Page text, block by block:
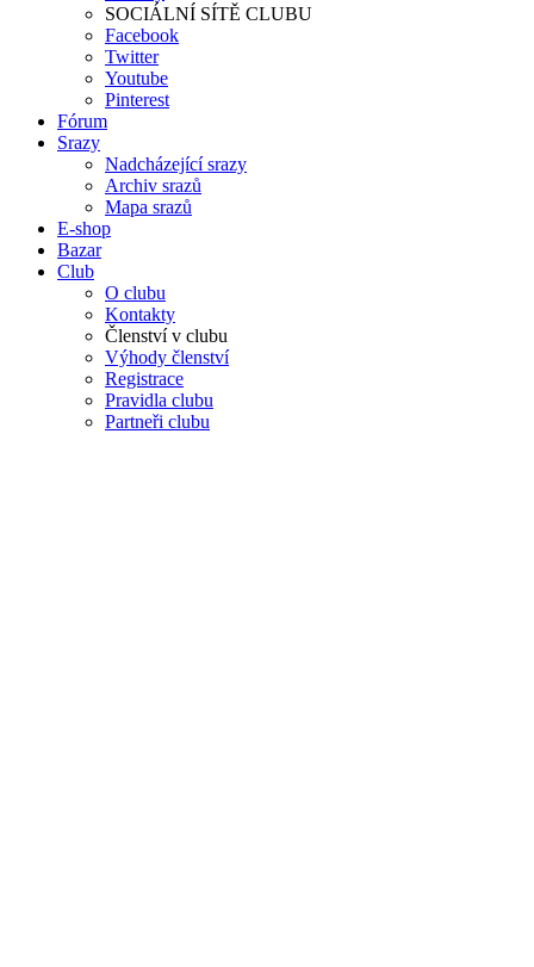
SOCIÁLNÍ SÍTĚ CLUBU
Facebook
Twitter
Youtube
Pinterest
Fórum
Srazy
Nadcházející srazy
Archiv srazů
Mapa srazů
E-shop
Bazar
Club
O clubu
Kontakty
Členství v clubu
Výhody členství
Registrace
Pravidla clubu
Partneři clubu